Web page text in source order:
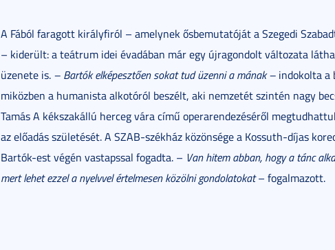
A Fából faragott királyfiról – amelynek ősbemutatóját a Szegedi
– kiderült: a teátrum idei évadában már egy újragondolt változata
üzenete is. – Bartók elképesztően sokat tud üzenni a mának – indokolta a
miközben a humanista alkotóról beszélt, aki nemzetét szintén nagy
Tamás A kékszakállú herceg vára című operarendezéséről
az előadás születését. A SZAB-székház közönsége a Kossuth-díjas
Bartók-est végén vastapssal fogadta. – Van hitem abban, hogy a tánc
mert lehet ezzel a nyelvvel értelmesen közölni gondolatokat– fogalmazott.